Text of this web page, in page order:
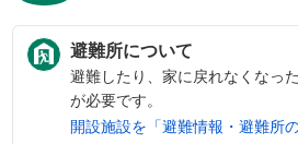
避難所について
避難したり、家に戻れなくなっ
が必要です。
開設施設を「避難情報・避難所